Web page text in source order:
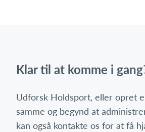
Klar til at komme i
Udforsk Holdsport, eller opret
samme og begynd at
kan også kontakte os for at få